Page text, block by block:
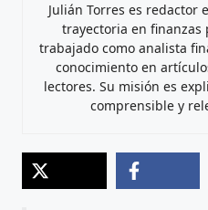
Julián Torres es redactor
trayectoria en finanzas
trabajado como analista
conocimiento en
lectores. Su misión es
comprensible y